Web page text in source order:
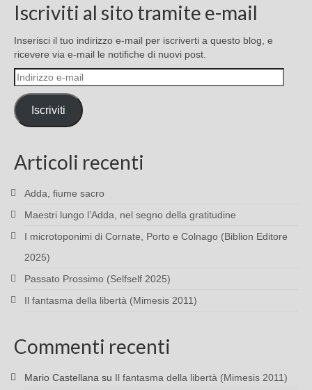
Iscriviti al sito tramite e-mail
Inserisci il tuo indirizzo e-mail per iscriverti a questo blog, e
ricevere via e-mail le notifiche di nuovi post.
Indirizzo
e-
mail
Iscriviti
Articoli recenti
Adda, fiume sacro
Maestri lungo l’Adda, nel segno della gratitudine
I microtoponimi di Cornate, Porto e Colnago (Biblion Editore
2025)
Passato Prossimo (Selfself 2025)
Il fantasma della libertà (Mimesis 2011)
Commenti recenti
Mario Castellana su Il fantasma della libertà (Mimesis 2011)